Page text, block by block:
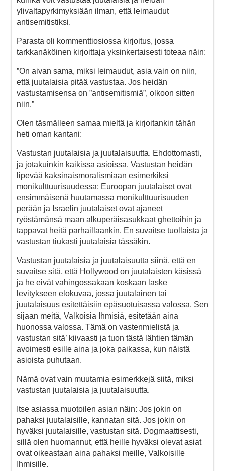
ylivaltapyrkimyksiään ilman, että leimaudut
antisemitistiksi.
Parasta oli kommenttiosiossa kirjoitus, jossa
tarkkanäköinen kirjoittaja yksinkertaisesti toteaa näin:
”On aivan sama, miksi leimaudut, asia vain on niin,
että juutalaisia pitää vastustaa. Jos heidän
vastustamisensa on ”antisemitismiä”, olkoon sitten
niin.”
Olen täsmälleen samaa mieltä ja kirjoitankin tähän
heti oman kantani:
Vastustan juutalaisia ja juutalaisuutta. Ehdottomasti,
ja jotakuinkin kaikissa asioissa. Vastustan heidän
lipevää kaksinaismoralismiaan esimerkiksi
monikulttuurisuudessa: Euroopan juutalaiset ovat
ensimmäisenä huutamassa monikulttuurisuuden
perään ja Israelin juutalaiset ovat ajaneet
ryöstämänsä maan alkuperäisasukkaat ghettoihin ja
tappavat heitä parhaillaankin. En suvaitse tuollaista ja
vastustan tiukasti juutalaisia tässäkin.
Vastustan juutalaisia ja juutalaisuutta siinä, että en
suvaitse sitä, että Hollywood on juutalaisten käsissä
ja he eivät vahingossakaan koskaan laske
levitykseen elokuvaa, jossa juutalainen tai
juutalaisuus esitettäisiin epäsuotuisassa valossa. Sen
sijaan meitä, Valkoisia Ihmisiä, esitetään aina
huonossa valossa. Tämä on vastenmielistä ja
vastustan sitä’ kiivaasti ja tuon tästä lähtien tämän
avoimesti esille aina ja joka paikassa, kun näistä
asioista puhutaan.
Nämä ovat vain muutamia esimerkkejä siitä, miksi
vastustan juutalaisia ja juutalaisuutta.
Itse asiassa muotoilen asian näin: Jos jokin on
pahaksi juutalaisille, kannatan sitä. Jos jokin on
hyväksi juutalaisille, vastustan sitä. Dogmaattisesti,
sillä olen huomannut, että heille hyväksi olevat asiat
ovat oikeastaan aina pahaksi meille, Valkoisille
Ihmisille.